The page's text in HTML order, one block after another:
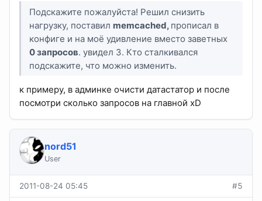
Подскажите пожалуйста! Решил снизить
нагрузку, поставил memcached, прописал в
конфиге и на моё удивление вместо заветных
0 запросов. увидел 3. Кто сталкивался
подскажите, что можно изменить.
к примеру, в админке очисти датастатор и после
посмотри сколько запросов на главной xD
nord51
User
2011-08-24 05:45 #5